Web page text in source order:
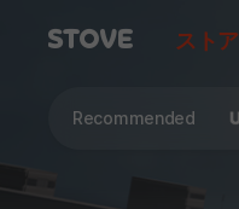
ストア
Recommended